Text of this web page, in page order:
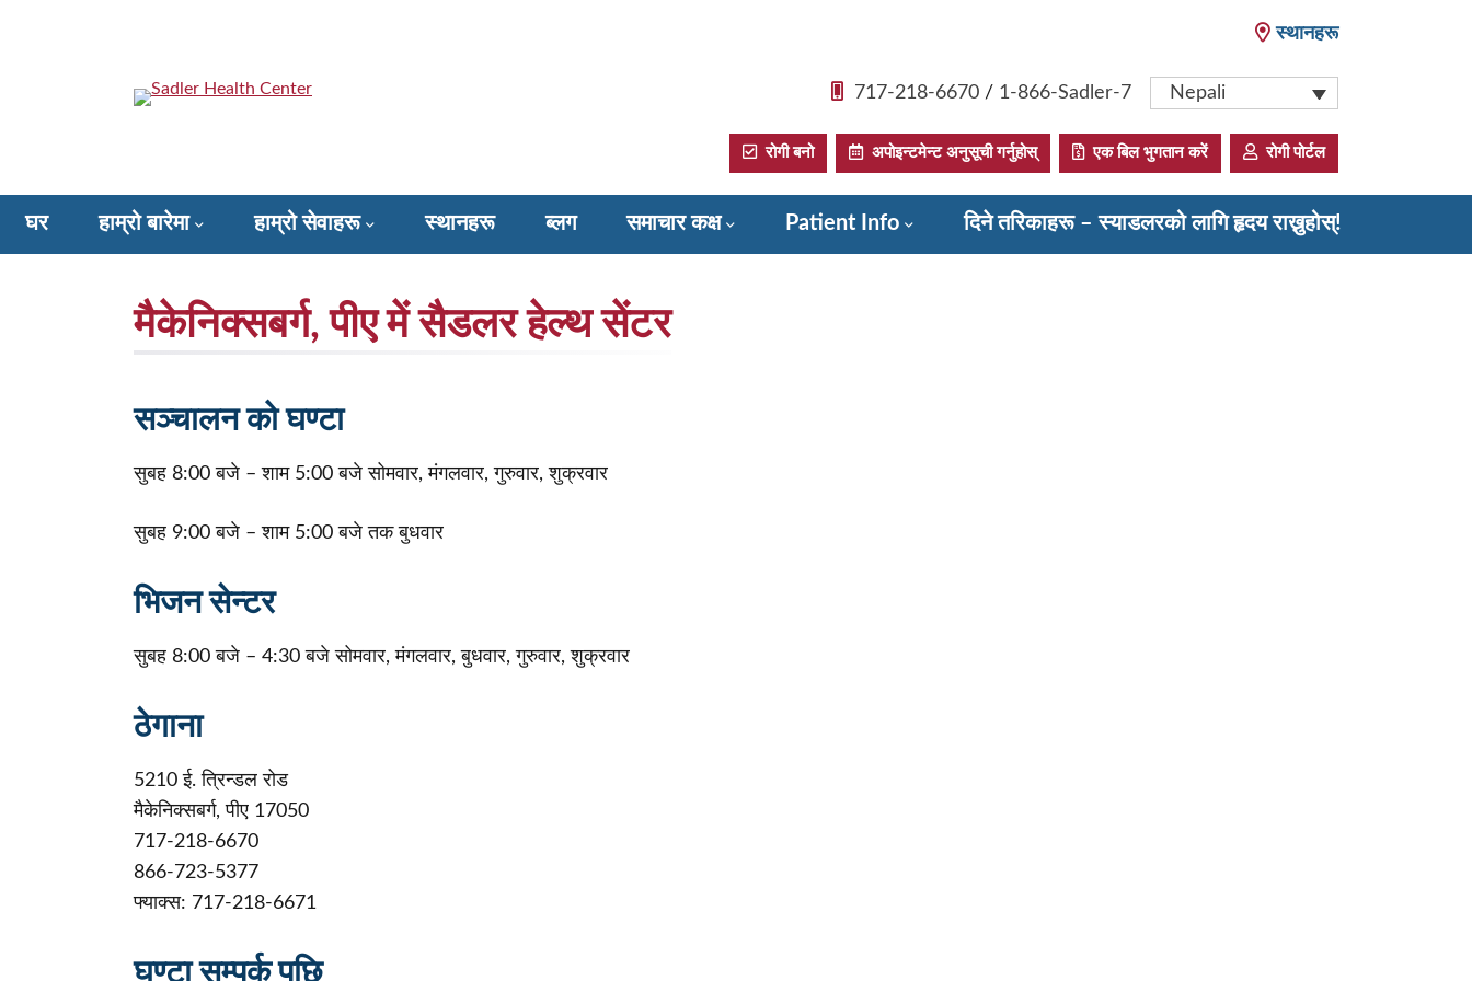
स्थानहरू
717-218-6670 / 1-866-Sadler-7 Nepali
रोगी बनो अपोइन्टमेन्ट अनुसूची गर्नुहोस् एक बिल भुगतान करें रोगी पोर्टल
घर हाम्रो बारेमा हाम्रो सेवाहरू स्थानहरू ब्लग समाचार कक्ष Patient Info दिने तरिकाहरू – स्याडलरको लागि हृदय राख्नुहोस्!
मैकेनिक्सबर्ग, पीए में सैडलर हेल्थ सेंटर
सञ्चालन को घण्टा
सुबह 8:00 बजे – शाम 5:00 बजे सोमवार, मंगलवार, गुरुवार, शुक्रवार
सुबह 9:00 बजे – शाम 5:00 बजे तक बुधवार
भिजन सेन्टर
सुबह 8:00 बजे – 4:30 बजे सोमवार, मंगलवार, बुधवार, गुरुवार, शुक्रवार
ठेगाना
5210 ई. त्रिन्डल रोड
मैकेनिक्सबर्ग, पीए 17050
717-218-6670
866-723-5377
फ्याक्स: 717-218-6671
घण्टा सम्पर्क पछि